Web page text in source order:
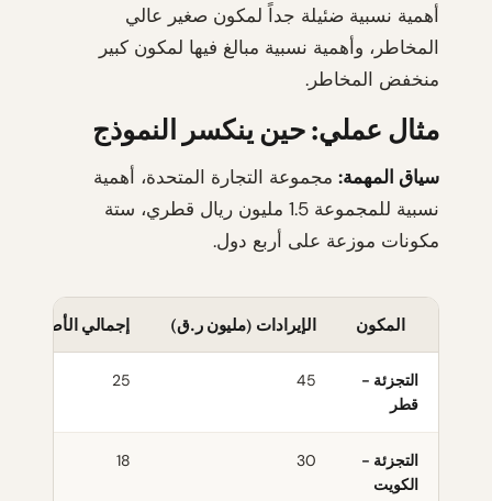
أهمية نسبية ضئيلة جداً لمكون صغير عالي
المخاطر، وأهمية نسبية مبالغ فيها لمكون كبير
منخفض المخاطر.
مثال عملي: حين ينكسر النموذج
سياق المهمة: مجموعة التجارة المتحدة، أهمية
نسبية للمجموعة 1.5 مليون ريال قطري، ستة
مكونات موزعة على أربع دول.
المكون الإيرادات (مليون ر.ق) إجمالي الأصول
التجزئة -
قطر
45
25
التجزئة -
الكويت
30
18